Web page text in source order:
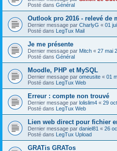
Posté dans Général
Outlook pro 2016 - relevé de
Dernier message par CharlyG « 01
Posté dans LegTux Mail
Je me présente
Dernier message par Mitch « 27 mai
Posté dans Général
Moodle, PHP et MySQL
Dernier message par omeusite « 01
Posté dans LegTux Web
Erreur : compte non trouvé
Dernier message par lolislim4 « 29
Posté dans LegTux Web
Lien web direct pour fichier
Dernier message par daniel81 « 26
Posté dans LegTux Upload
GRATis GRATos